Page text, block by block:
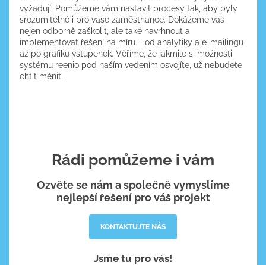
vyžadují. Pomůžeme vám nastavit procesy tak, aby byly
srozumitelné i pro vaše zaměstnance. Dokážeme vás
nejen odborně zaškolit, ale také navrhnout a
implementovat řešení na míru – od analytiky a e-mailingu
až po grafiku vstupenek. Věříme, že jakmile si možnosti
systému reenio pod naším vedením osvojíte, už nebudete
chtít měnit.
Rádi pomůžeme i vám
Ozvěte se nám a společně vymyslíme
nejlepší řešení pro váš projekt
KONTAKTUJTE NÁS
Jsme tu pro vás!